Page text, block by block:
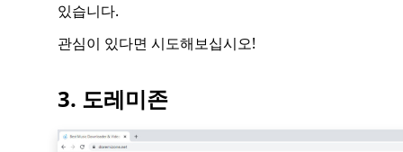
있습니다.
관심이 있다면 시도해보십시오!
3. 도레미존